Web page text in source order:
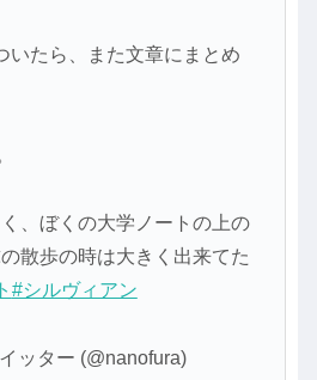
いたら、また文章にまとめ
、ぼくの大学ノートの上の
散歩の時は大きく出来てた
#シルヴィアン
ッター (@nanofura)